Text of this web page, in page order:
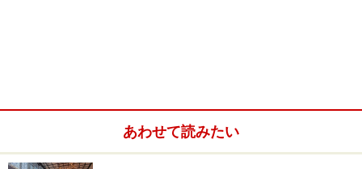
星野リゾートで日本酒のクリスマスを満喫！ OMO5東京
あわせて読みたい